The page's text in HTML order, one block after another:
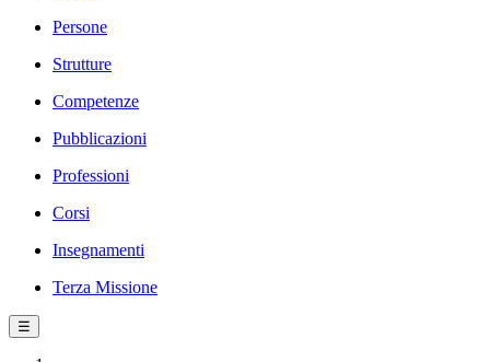
Persone
Strutture
Competenze
Pubblicazioni
Professioni
Corsi
Insegnamenti
Terza Missione
☰